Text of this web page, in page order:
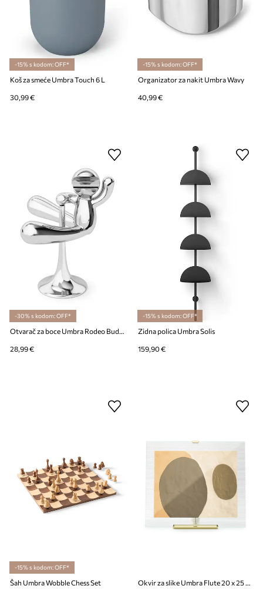
-15% s kodom: OFF*
Koš za smeće Umbra Touch 6 L
30,99 €
-15% s kodom: OFF*
Organizator za nakit Umbra Wavy
40,99 €
-30% s kodom: OFF*
Otvarač za boce Umbra Rodeo Buddy
28,99 €
-15% s kodom: OFF*
Zidna polica Umbra Solis
159,90 €
-15% s kodom: OFF*
Šah Umbra Wobble Chess Set Okvir za slike Umbra Flute 20 x 25 cm